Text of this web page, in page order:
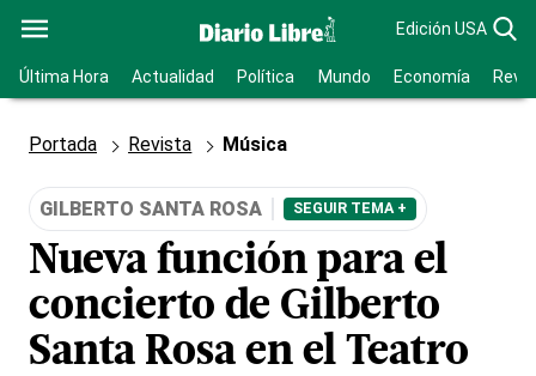
Edición USA
Última Hora Actualidad Política Mundo Economía
Portada Revista Música
GILBERTO SANTA ROSA SEGUIR TEMA +
Nueva función para el
concierto de Gilberto
Santa Rosa en el Teatro